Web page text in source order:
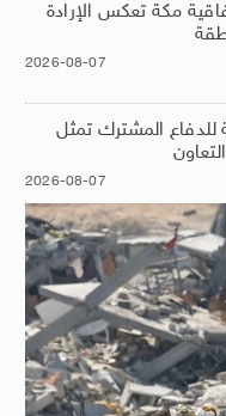
مكة تعكس الإرادة
2026-08-07
المشترك تمثل
2026-08-07